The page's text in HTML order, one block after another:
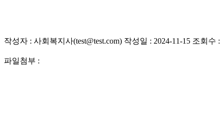
작성자 : 사회복지사(test@test.com) 작성일 : 2024-11-15 조회수 :
파일첨부 :